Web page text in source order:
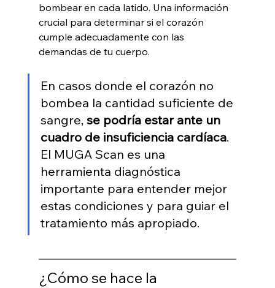
bombear en cada latido. Una información
crucial para determinar si el corazón
cumple adecuadamente con las
demandas de tu cuerpo.
En casos donde el corazón no
bombea la cantidad suficiente de
sangre, se podría estar ante un
cuadro de insuficiencia cardíaca.
El MUGA Scan es una
herramienta diagnóstica
importante para entender mejor
estas condiciones y para guiar el
tratamiento más apropiado.
¿Cómo se hace la